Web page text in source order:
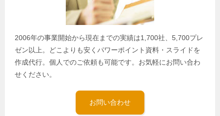
2006年の事業開始から現在までの実績は1,700社、5,700プレ
ゼン以上。どこよりも安くパワーポイント資料・スライドを
作成代行。個人でのご依頼も可能です。お気軽にお問い合わ
せください。
お問い合わせ